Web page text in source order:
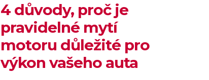
4 důvody, proč je
pravidelné mytí
motoru důležité pro
výkon vašeho auta